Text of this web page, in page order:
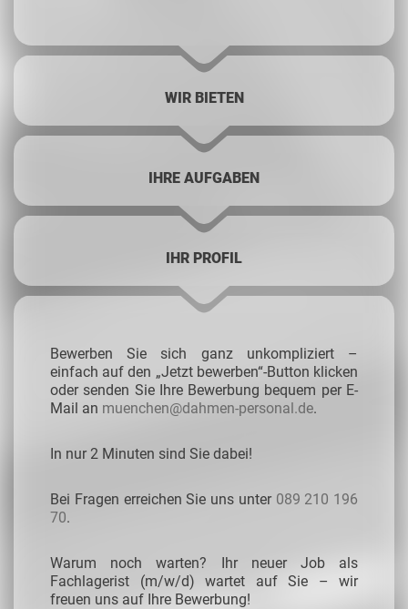
WIR BIETEN
IHRE AUFGABEN
IHR PROFIL
Bewerben Sie sich ganz unkompliziert –
einfach auf den „Jetzt bewerben“-Button klicken
oder senden Sie Ihre Bewerbung bequem per E-
Mail an muenchen@dahmen-personal.de.
In nur 2 Minuten sind Sie dabei!
Bei Fragen erreichen Sie uns unter089 210 196
70.
Warum noch warten? Ihr neuer Job als
Fachlagerist (m/w/d) wartet auf Sie – wir
freuen uns auf Ihre Bewerbung!